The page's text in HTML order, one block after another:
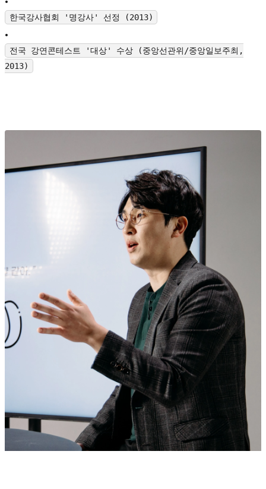
한국강사협회 '명강사' 선정 (2013)
•
전국 강연콘테스트 '대상' 수상 (중앙선관위/중앙일보주최,
2013)